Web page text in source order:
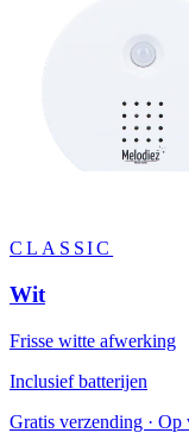
CLASSIC
Wit
Frisse witte afwerking
Inclusief batterijen
Gratis verzending ·